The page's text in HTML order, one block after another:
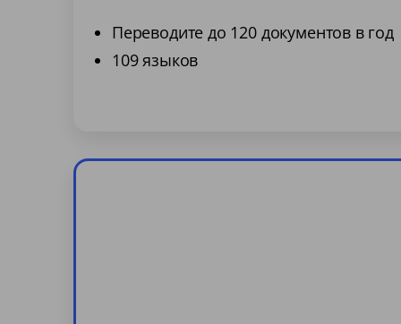
Переводите до 120 документов в год
109 языков